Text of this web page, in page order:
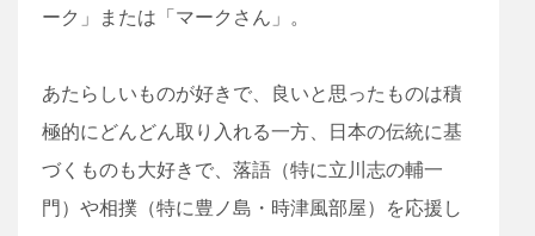
ーク」または「マークさん」。
あたらしいものが好きで、良いと思ったものは積
極的にどんどん取り入れる一方、日本の伝統に基
づくものも大好きで、落語（特に立川志の輔一
門）や相撲（特に豊ノ島・時津風部屋）を応援し